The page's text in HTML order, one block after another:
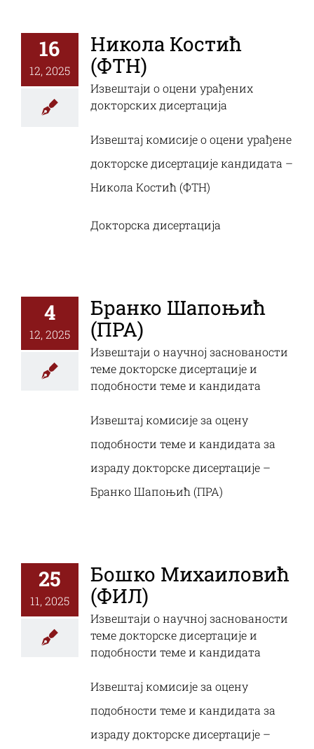
16
12, 2025
Никола Костић
(ФТН)
Извештаји о оцени урађених
докторских дисертација
Извештај комисије о оцени урађене
докторске дисертације кандидата –
Никола Костић (ФТН)
Докторска дисертација
4
12, 2025
Бранко Шапоњић
(ПРА)
Извештаји о научној заснованости
теме докторске дисертације и
подобности теме и кандидата
Извештај комисије за оцену
подобности теме и кандидата за
израду докторске дисертације –
Бранко Шапоњић (ПРА)
25
11, 2025
Бошко Михаиловић
(ФИЛ)
Извештаји о научној заснованости
теме докторске дисертације и
подобности теме и кандидата
Извештај комисије за оцену
подобности теме и кандидата за
израду докторске дисертације –